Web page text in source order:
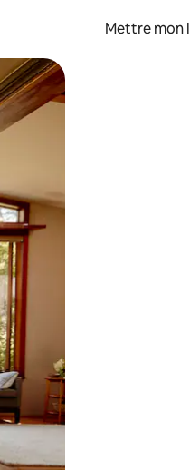
Mettre mon
glisser.